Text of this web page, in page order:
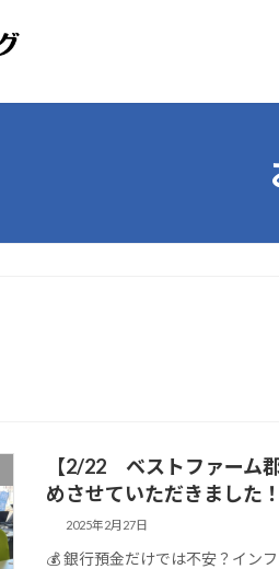
【2/22 ベストファーム
めさせていただきました！
2025年2月27日
💰 銀行預金だけでは不安？イン